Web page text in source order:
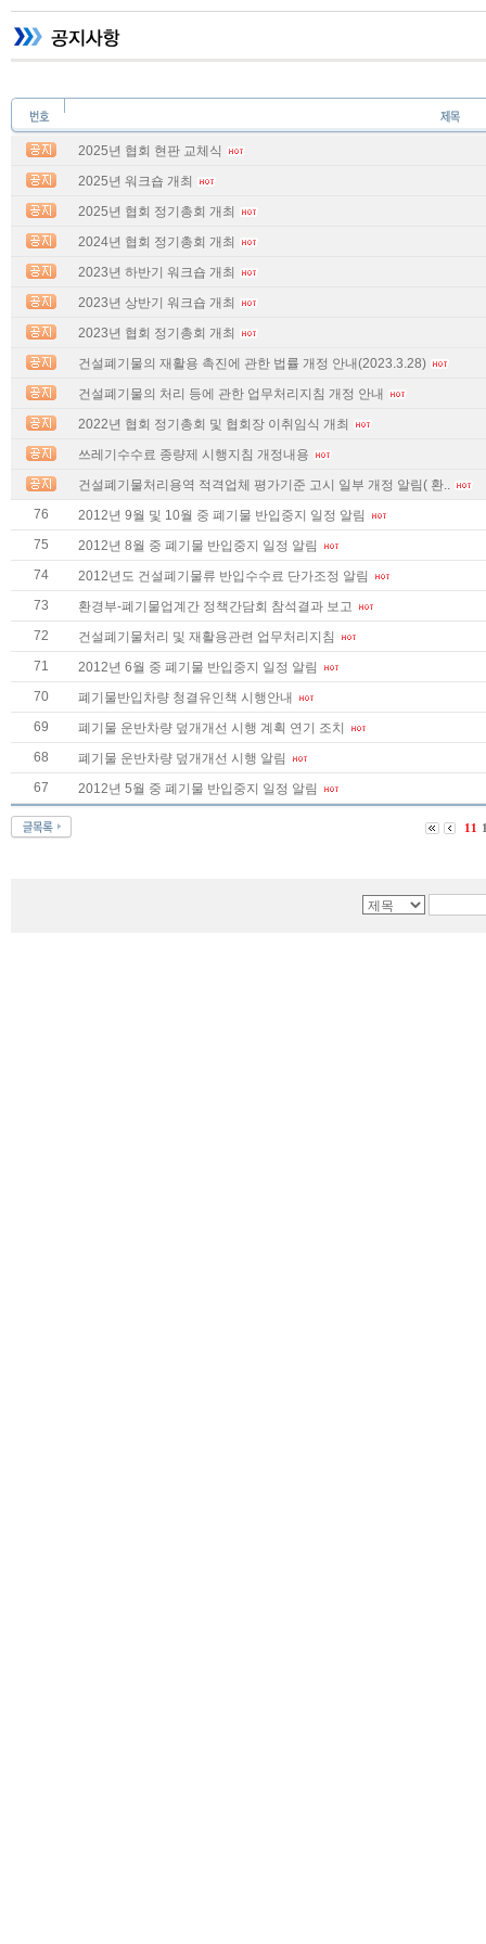
2025년 협회 현판 교체식
2025년 워크숍 개최
2025년 협회 정기총회 개최
2024년 협회 정기총회 개최
2023년 하반기 워크숍 개최
2023년 상반기 워크숍 개최
2023년 협회 정기총회 개최
건설폐기물의 재활용 촉진에 관한 법률 개정 안내(2023.3.28)
건설폐기물의 처리 등에 관한 업무처리지침 개정 안내
2022년 협회 정기총회 및 협회장 이취임식 개최
쓰레기수수료 종량제 시행지침 개정내용
건설폐기물처리용역 적격업체 평가기준 고시 일부 개정 알림( 환..
76
2012년 9월 및 10월 중 폐기물 반입중지 일정 알림
75
2012년 8월 중 폐기물 반입중지 일정 알림
74
2012년도 건설폐기물류 반입수수료 단가조정 알림
73
환경부-폐기물업계간 정책간담회 참석결과 보고
72
건설폐기물처리 및 재활용관련 업무처리지침
71
2012년 6월 중 폐기물 반입중지 일정 알림
70
폐기물반입차량 청결유인책 시행안내
69
폐기물 운반차량 덮개개선 시행 계획 연기 조치
68
폐기물 운반차량 덮개개선 시행 알림
67
2012년 5월 중 폐기물 반입중지 일정 알림
11